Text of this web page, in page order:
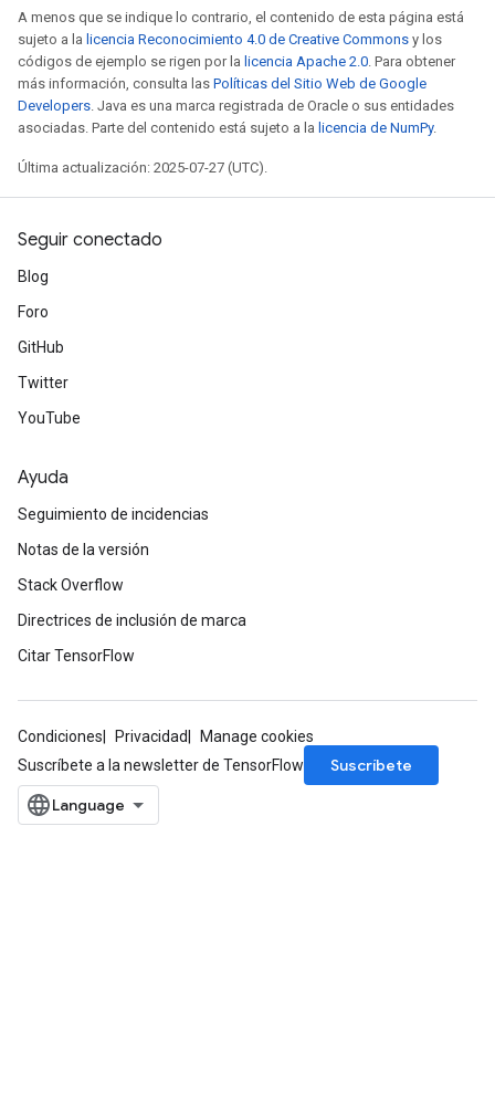
A menos que se indique lo contrario, el contenido de esta página está
sujeto a la licencia Reconocimiento 4.0 de Creative Commons y los
códigos de ejemplo se rigen por la licencia Apache 2.0. Para obtener
más información, consulta las Políticas del Sitio Web de Google
Developers. Java es una marca registrada de Oracle o sus entidades
asociadas. Parte del contenido está sujeto a la licencia de NumPy.
Última actualización: 2025-07-27 (UTC).
Seguir conectado
Blog
Foro
GitHub
Twitter
YouTube
Ayuda
Seguimiento de incidencias
Notas de la versión
Stack Overflow
Directrices de inclusión de marca
Citar TensorFlow
Condiciones Privacidad
Manage cookies
Suscríbete a la newsletter de TensorFlow
Suscríbete